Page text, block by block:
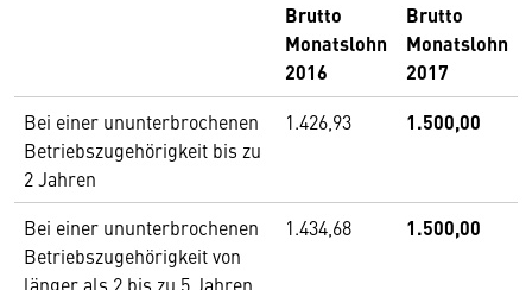
Brutto
Monatslohn
2016
Brutto
Monatslohn
2017
Bei einer ununterbrochenen
Betriebszugehörigkeit bis zu
2 Jahren
1.426,93 1.500,00
Bei einer ununterbrochenen
Betriebszugehörigkeit von
länger als 2 bis zu 5 Jahren
1.434,68 1.500,00